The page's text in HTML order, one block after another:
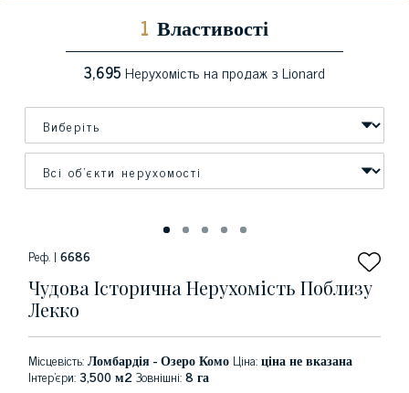
1 Властивості
3,695Нерухомість на продаж з Lionard
Реф. | 6686
Чудова Історична Нерухомість Поблизу
Лекко
Місцевість:Ломбардія - Озеро Комо Ціна:ціна не вказана
Інтер'єри:3,500 м2Зовнішні:8 га